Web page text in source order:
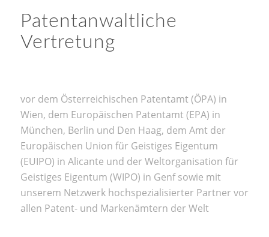
Patentanwaltliche
Vertretung
vor dem Österreichischen Patentamt (ÖPA) in
Wien, dem Europäischen Patentamt (EPA) in
München, Berlin und Den Haag, dem Amt der
Europäischen Union für Geistiges Eigentum
(EUIPO) in Alicante und der Weltorganisation für
Geistiges Eigentum (WIPO) in Genf sowie mit
unserem Netzwerk hochspezialisierter Partner vor
allen Patent- und Markenämtern der Welt